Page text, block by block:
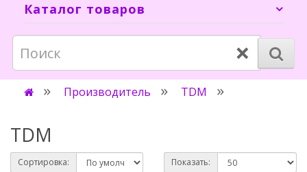
Каталог товаров
×
Производитель TDM
TDM
Сортировка: Показать: